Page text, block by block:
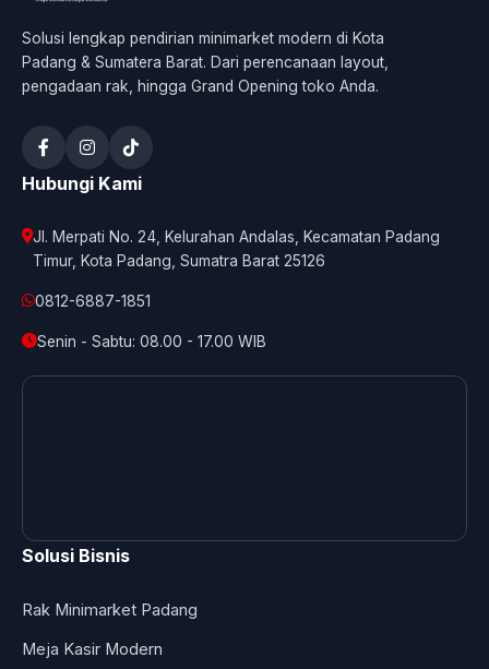
Solusi lengkap pendirian minimarket modern di Kota
Padang & Sumatera Barat. Dari perencanaan layout,
pengadaan rak, hingga Grand Opening toko Anda.
Hubungi Kami
Jl. Merpati No. 24, Kelurahan Andalas, Kecamatan Padang
Timur, Kota Padang, Sumatra Barat 25126
0812-6887-1851
Senin - Sabtu: 08.00 - 17.00 WIB
Solusi Bisnis
Rak Minimarket Padang
Meja Kasir Modern